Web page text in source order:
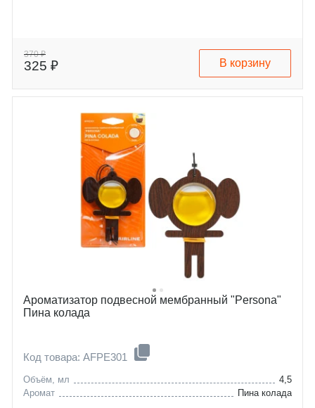
370 ₽
325 ₽ В корзину
Ароматизатор подвесной мембранный "Persona"
Пина колада
Код товара: AFPE301
Объём, мл
4,5
Аромат
Пина колада